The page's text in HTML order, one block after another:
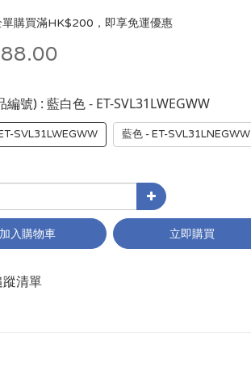
單購買滿HK$200，即享免運優惠
編號) : 藍白色 - ET-SVL31LWEGWW
SVL31LWEGWW 藍色 - ET-SVL31LNEGWW
加入購物車 立即購買
清單